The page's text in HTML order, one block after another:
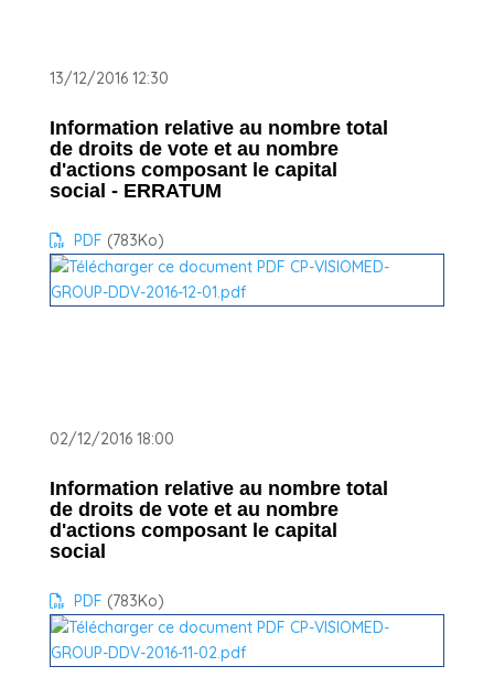
13/12/2016 12:30
Information relative au nombre total
de droits de vote et au nombre
d'actions composant le capital
social - ERRATUM
PDF (783Ko)
02/12/2016 18:00
Information relative au nombre total
de droits de vote et au nombre
d'actions composant le capital
social
PDF (783Ko)